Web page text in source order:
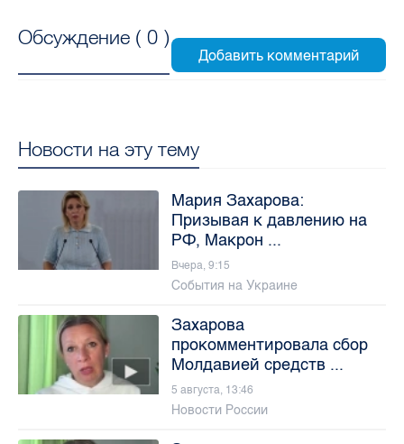
Обсуждение ( 0 )
Новости на эту тему
Мария Захарова:
Призывая к давлению на
РФ, Макрон ...
Вчера, 9:15
События на Украине
Захарова
прокомментировала сбор
Молдавией средств ...
5 августа, 13:46
Новости России